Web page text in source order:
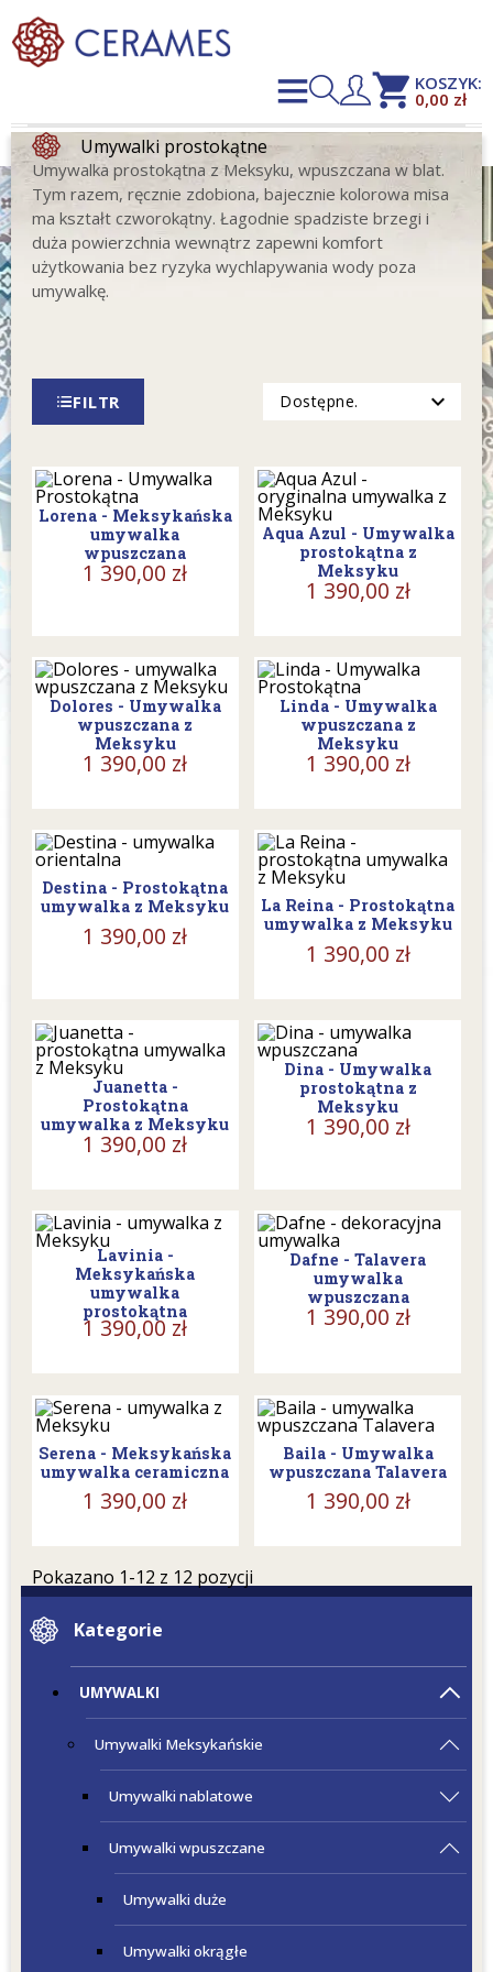
shopping_cart KOSZYK:
0,00 zł
Umywalki prostokątne
Umywalka prostokątna z Meksyku, wpuszczana w blat.
Tym razem, ręcznie zdobiona, bajecznie kolorowa misa
ma kształt czworokątny. Łagodnie spadziste brzegi i
duża powierzchnia wewnątrz zapewni komfort
użytkowania bez ryzyka wychlapywania wody poza
umywalkę.
FILTR Dostępne. expand_more
Lorena - Meksykańska
umywalka
wpuszczana
1 390,00 zł
Aqua Azul - Umywalka
prostokątna z
Meksyku
1 390,00 zł
Dolores - Umywalka
wpuszczana z
Meksyku
1 390,00 zł
Linda - Umywalka
wpuszczana z
Meksyku
1 390,00 zł
Destina - Prostokątna
umywalka z Meksyku
1 390,00 zł
La Reina - Prostokątna
umywalka z Meksyku
1 390,00 zł
Juanetta -
Prostokątna
umywalka z Meksyku
1 390,00 zł
Dina - Umywalka
prostokątna z
Meksyku
1 390,00 zł
Lavinia -
Meksykańska
umywalka
prostokątna
1 390,00 zł
Dafne - Talavera
umywalka
wpuszczana
1 390,00 zł
Serena - Meksykańska
umywalka ceramiczna
1 390,00 zł
Baila - Umywalka
wpuszczana Talavera
1 390,00 zł
Pokazano 1-12 z 12 pozycji
Kategorie
UMYWALKI
Umywalki Meksykańskie
Umywalki nablatowe
Umywalki wpuszczane
Umywalki duże
Umywalki okrągłe